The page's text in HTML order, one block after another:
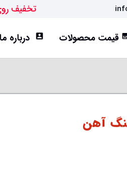
تخفیف
قیمت محصولات account_box درباره ما
آهن